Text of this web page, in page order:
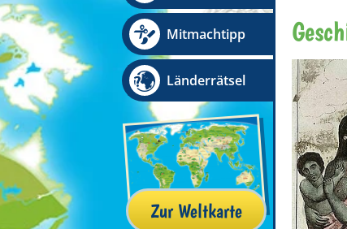
Mitmachtipp
Länderrätsel
Zur Weltkarte